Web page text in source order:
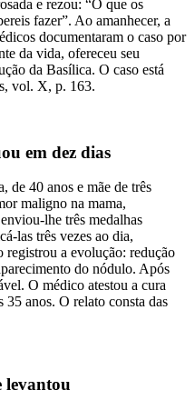
e rezou: “O que os
fazer”. Ao amanhecer, a
documentaram o caso por
da vida, ofereceu seu
da Basílica. O caso está
vol. X, p. 163.
em dez dias
de 40 anos e mãe de três
maligno na mama,
lhe três medalhas
las três vezes ao dia,
a evolução: redução
do nódulo. Após
O médico atestou a cura
anos. O relato consta das
levantou